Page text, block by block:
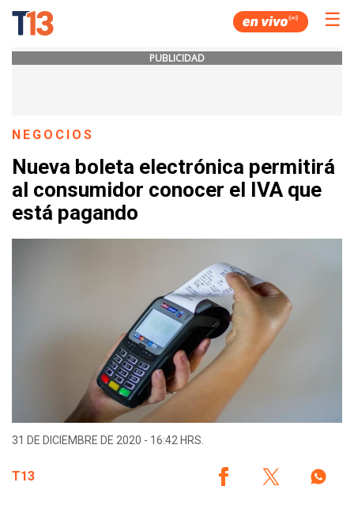
☰
PUBLICIDAD
NEGOCIOS
Nueva boleta electrónica permitirá
al consumidor conocer el IVA que
está pagando
31 DE DICIEMBRE DE 2020 - 16:42 HRS.
T13